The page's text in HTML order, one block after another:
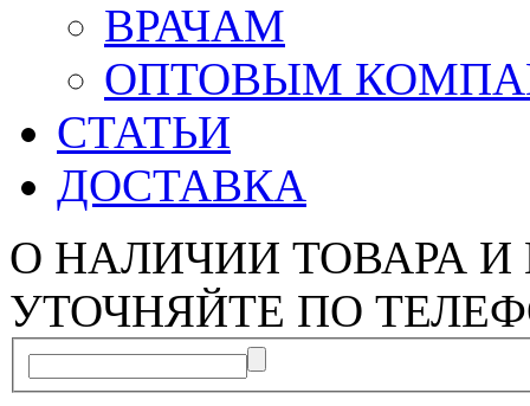
ВРАЧАМ
ОПТОВЫМ
СТАТЬИ
ДОСТАВКА
О НАЛИЧИИ ТОВАРА
УТОЧНЯЙТЕ ПО